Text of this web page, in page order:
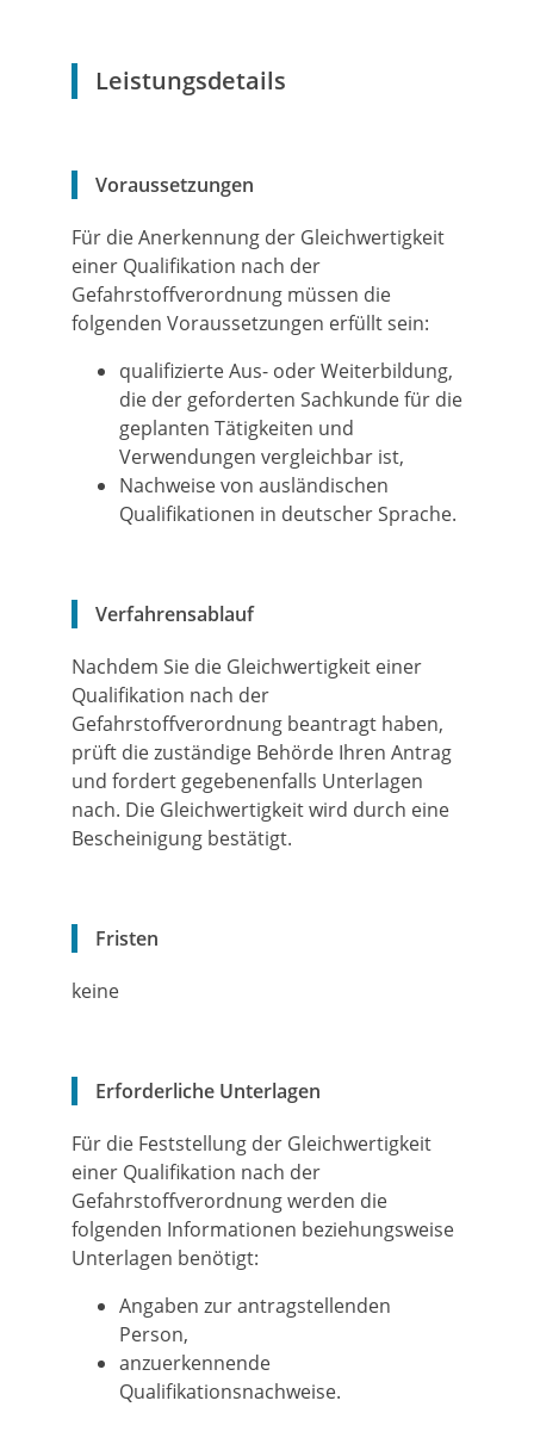
Leistungsdetails
Voraussetzungen
Für die Anerkennung der Gleichwertigkeit
einer Qualifikation nach der
Gefahrstoffverordnung müssen die
folgenden Voraussetzungen erfüllt sein:
qualifizierte Aus- oder Weiterbildung,
die der geforderten Sachkunde für die
geplanten Tätigkeiten und
Verwendungen vergleichbar ist,
Nachweise von ausländischen
Qualifikationen in deutscher Sprache.
Verfahrensablauf
Nachdem Sie die Gleichwertigkeit einer
Qualifikation nach der
Gefahrstoffverordnung beantragt haben,
prüft die zuständige Behörde Ihren Antrag
und fordert gegebenenfalls Unterlagen
nach. Die Gleichwertigkeit wird durch eine
Bescheinigung bestätigt.
Fristen
keine
Erforderliche Unterlagen
Für die Feststellung der Gleichwertigkeit
einer Qualifikation nach der
Gefahrstoffverordnung werden die
folgenden Informationen beziehungsweise
Unterlagen benötigt:
Angaben zur antragstellenden
Person,
anzuerkennende
Qualifikationsnachweise.